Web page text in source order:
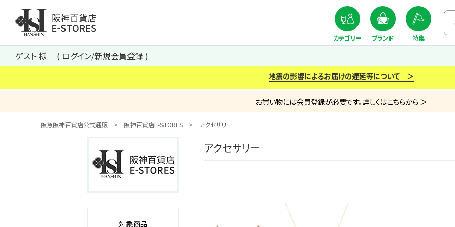
阪神百貨店E-STORES TOP
カテゴリー ブランド 特集
ゲスト 様 ログイン/新規会員登録
地震の影響によるお届けの遅延等について ＞
お買い物には会員登録が必要です。詳しくはこちらから ＞
阪急阪神百貨店公式通販 阪神百貨店E-STORES アクセサリー
アクセサリー
対象商品